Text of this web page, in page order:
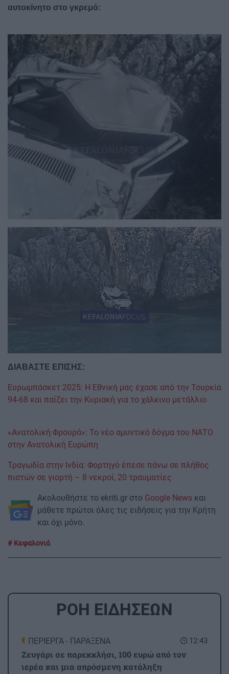
αυτοκίνητο στο γκρεμό:
Image
ΔΙΑΒΑΣΤΕ ΕΠΙΣΗΣ:
Ευρωμπάσκετ 2025: Η Εθνική μας έχασε από την Τουρκία
94-68 και παίζει την Κυριακή για το χάλκινο μετάλλιο
«Ανατολική Φρουρά»: Το νέο αμυντικό δόγμα του ΝΑΤΟ
στην Ανατολική Ευρώπη
Τραγωδία στην Ινδία: Φορτηγό έπεσε πάνω σε πλήθος
πιστών σε γιορτή – 8 νεκροί, 20 τραυματίες
Ακολουθήστε το ekriti.gr στο Google News και
μάθετε πρώτοι όλες τις ειδήσεις για την Κρήτη
και όχι μόνο.
Κεφαλονιά
ΡΟΗ ΕΙΔΗΣΕΩΝ
12:43
ΠΕΡΙΕΡΓΑ - ΠΑΡΑΞΕΝΑ
Ζευγάρι σε παρεκκλήσι, 100 ευρώ από τον
ιερέα και μια απρόσμενη κατάληξη